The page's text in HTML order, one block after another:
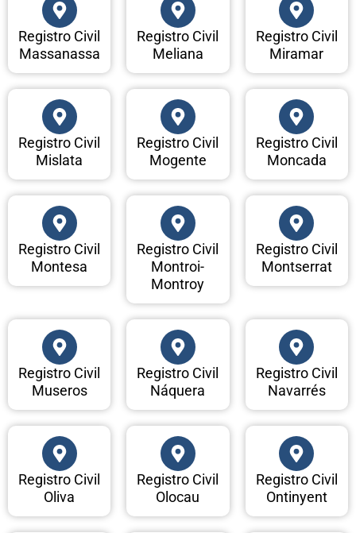
Registro Civil
Massanassa
Registro Civil
Meliana
Registro Civil
Miramar
Registro Civil
Mislata
Registro Civil
Mogente
Registro Civil
Moncada
Registro Civil
Montesa
Registro Civil
Montroi-
Montroy
Registro Civil
Montserrat
Registro Civil
Museros
Registro Civil
Náquera
Registro Civil
Navarrés
Registro Civil
Oliva
Registro Civil
Olocau
Registro Civil
Ontinyent